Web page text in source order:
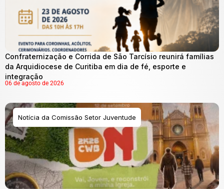
Confraternização e Corrida de São Tarcísio reunirá famílias
da Arquidiocese de Curitiba em dia de fé, esporte e
integração
06 de agosto de 2026
Notícia da Comissão Setor Juventude